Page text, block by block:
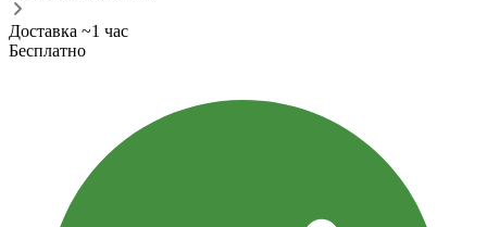
Доставка ~1 час
Бесплатно